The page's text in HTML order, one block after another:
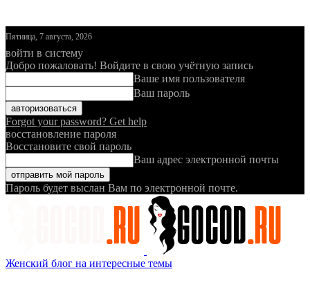
Пятница, 7 августа, 2026
войти в систему
Добро пожаловать! Войдите в свою учётную запись
Ваше имя пользователя
Ваш пароль
Forgot your password? Get help
восстановление пароля
Восстановите свой пароль
Ваш адрес электронной почты
Пароль будет выслан Вам по электронной почте.
Женский блог на интересные темы